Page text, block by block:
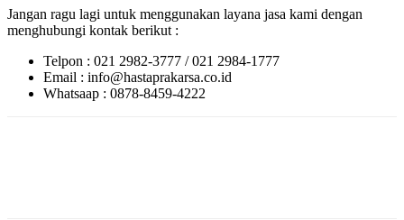
Jangan ragu lagi untuk menggunakan layana jasa kami dengan
menghubungi kontak berikut :
Telpon : 021 2982-3777 / 021 2984-1777
Email : info@hastaprakarsa.co.id
Whatsaap : 0878-8459-4222